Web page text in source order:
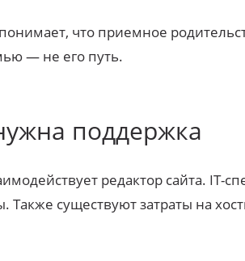
что приемное
— не его путь.
поддержка
редактор сайта. IT-
Также существуют затраты на